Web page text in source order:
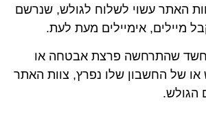
האתר עשוי לשלוח לגולש, שנרשם
מיילים, אימיילים מעת לעת.
חשד שהתרחשה פרצת אבטחה או
של החשבון שלו נפרץ, צוות האתר
הגולש.